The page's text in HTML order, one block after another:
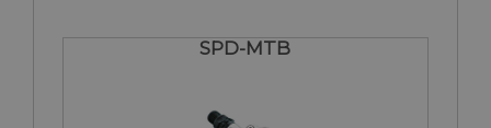
SPD-MTB